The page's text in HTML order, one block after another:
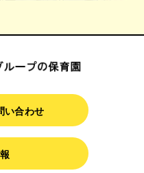
い合わせ